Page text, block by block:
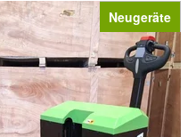
Neugeräte